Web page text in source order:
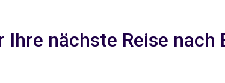
nächste Reise nach